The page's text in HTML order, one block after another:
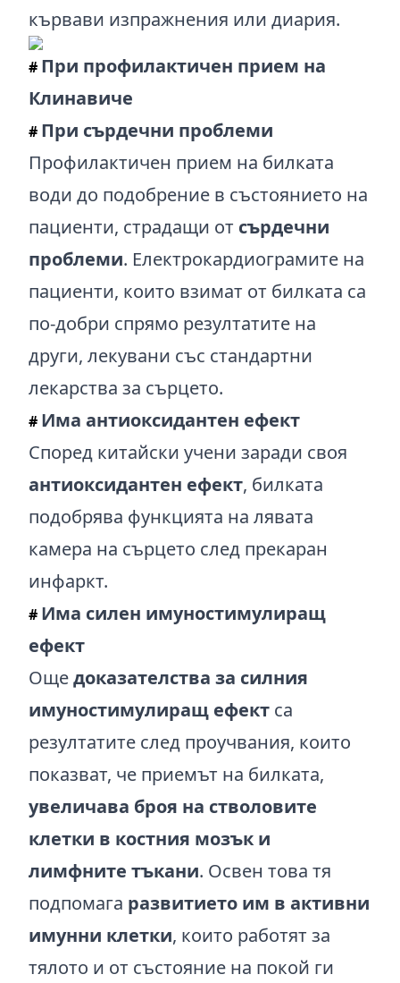
кървави изпражнения или диария.
# При профилактичен прием на
Клинавиче
# При сърдечни проблеми
Профилактичен прием на билката
води до подобрение в състоянието на
пациенти, страдащи от сърдечни
проблеми. Електрокардиограмите на
пациенти, които взимат от билката са
по-добри спрямо резултатите на
други, лекувани със стандартни
лекарства за сърцето.
# Има антиоксидантен ефект
Според китайски учени заради своя
антиоксидантен ефект, билката
подобрява функцията на лявата
камера на сърцето след прекаран
инфаркт.
# Има силен имуностимулиращ
ефект
Ощедоказателства за силния
имуностимулиращ ефект са
резултатите след проучвания, които
показват, че приемът на билката,
увеличава броя на стволовите
клетки в костния мозък и
лимфните тъкани. Освен това тя
подпомага развитието им в активни
имунни клетки, които работят за
тялото и от състояние на покой ги